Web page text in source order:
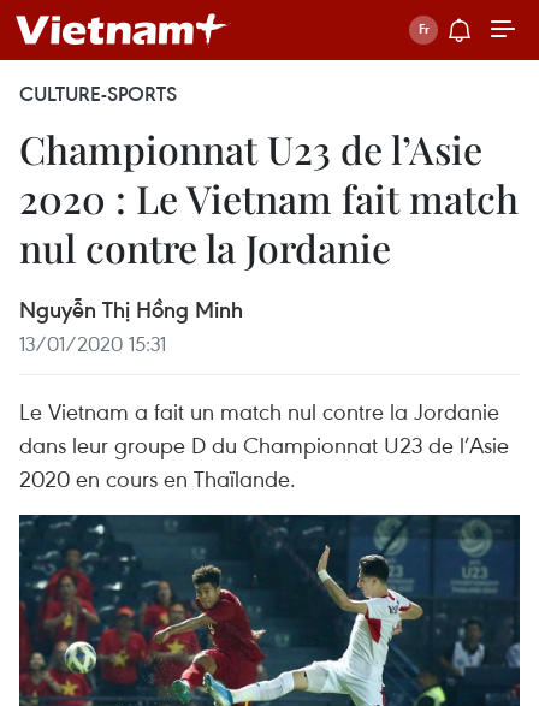
CULTURE-SPORTS
Championnat U23 de l’Asie
2020 : Le Vietnam fait match
nul contre la Jordanie
Nguyễn Thị Hồng Minh
13/01/2020 15:31
Le Vietnam a fait un match nul contre la Jordanie
dans leur groupe D du Championnat U23 de l’Asie
2020 en cours en Thaïlande.